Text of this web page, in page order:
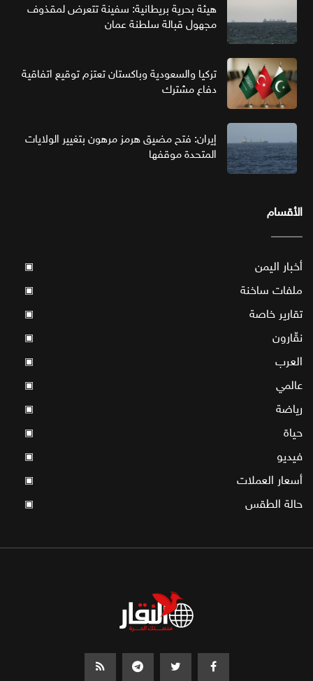
هيئة بحرية بريطانية: سفينة تتعرض لمقذوف
مجهول قبالة سلطنة عمان
تركيا والسعودية وباكستان تعتزم توقيع اتفاقية
دفاع مشترك
إيران: فتح مضيق هرمز مرهون بتغيير الولايات
المتحدة موقفها
الأقسام
أخبار اليمن ▣
ملفات ساخنة ▣
تقارير خاصة ▣
نقّارون ▣
العرب ▣
عالمي ▣
رياضة ▣
حياة ▣
فيديو ▣
أسعار العملات ▣
حالة الطقس ▣